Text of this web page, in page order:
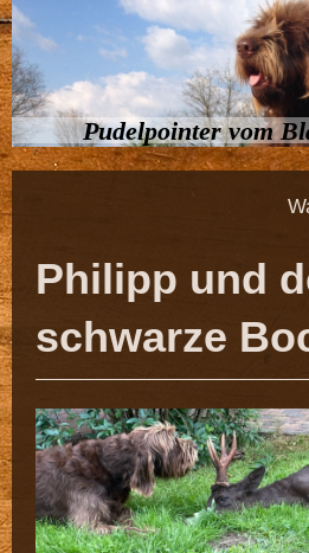
Pudelpointer vom
Philipp und
schwarze